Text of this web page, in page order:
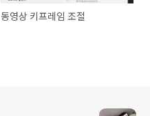
동영상 키프레임 조절